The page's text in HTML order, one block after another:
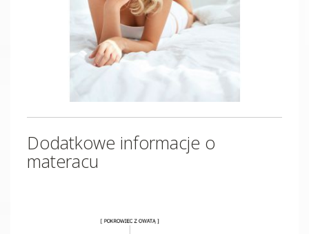
Dodatkowe informacje o
materacu